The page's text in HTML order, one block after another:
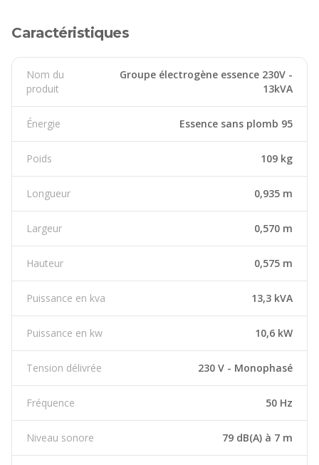
Caractéristiques
Nom du
produit
Groupe électrogène essence 230V -
13kVA
Énergie Essence sans plomb 95
Poids 109 kg
Longueur 0,935 m
Largeur 0,570 m
Hauteur 0,575 m
Puissance en kva 13,3 kVA
Puissance en kw 10,6 kW
Tension délivrée 230 V - Monophasé
Fréquence 50 Hz
Niveau sonore 79 dB(A) à 7 m